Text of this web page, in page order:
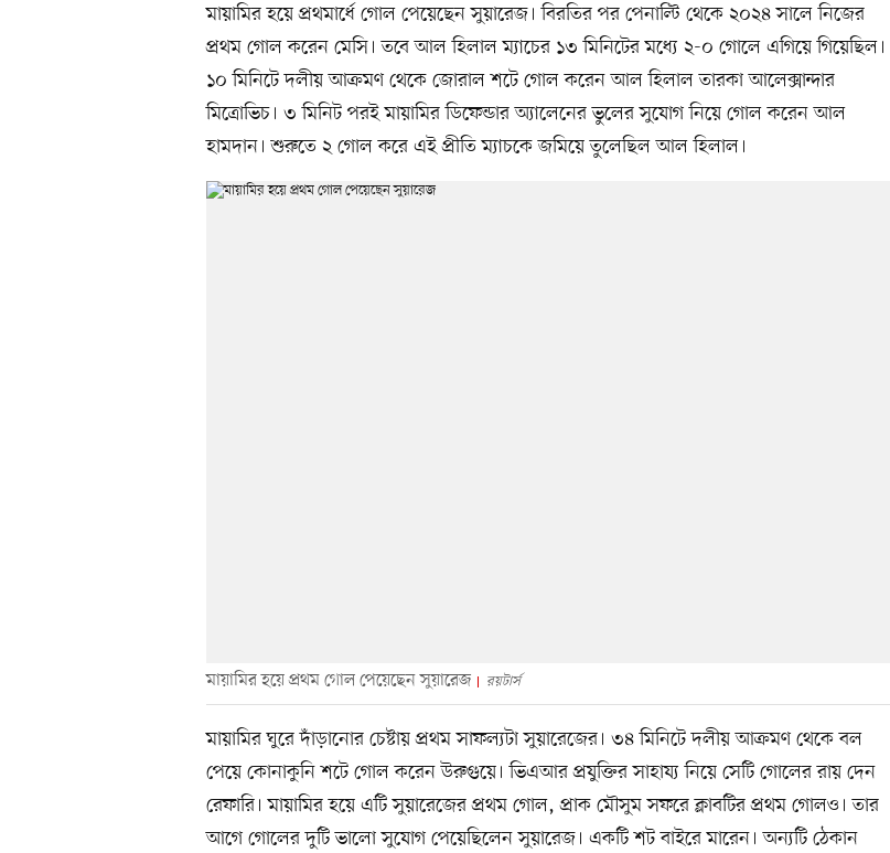
মায়ামির হয়ে প্রথমার্ধে গোল পেয়েছেন সুয়ারেজ। বিরতির পর পেনাল্টি থেকে ২০২৪ সালে নিজের
প্রথম গোল করেন মেসি। তবে আল হিলাল ম্যাচের ১৩ মিনিটের মধ্যে ২-০ গোলে এগিয়ে গিয়েছিল।
১০ মিনিটে দলীয় আক্রমণ থেকে জোরাল শটে গোল করেন আল হিলাল তারকা আলেক্সান্দার
মিত্রোভিচ। ৩ মিনিট পরই মায়ামির ডিফেন্ডার অ্যালেনের ভুলের সুযোগ নিয়ে গোল করেন আল
হামদান। শুরুতে ২ গোল করে এই প্রীতি ম্যাচকে জমিয়ে তুলেছিল আল হিলাল।
মায়ামির হয়ে প্রথম গোল পেয়েছেন সুয়ারেজ রয়টার্স
মায়ামির ঘুরে দাঁড়ানোর চেষ্টায় প্রথম সাফল্যটা সুয়ারেজের। ৩৪ মিনিটে দলীয় আক্রমণ থেকে বল
পেয়ে কোনাকুনি শটে গোল করেন উরুগুয়ে। ভিএআর প্রযুক্তির সাহায্য নিয়ে সেটি গোলের রায় দেন
রেফারি। মায়ামির হয়ে এটি সুয়ারেজের প্রথম গোল, প্রাক মৌসুম সফরে ক্লাবটির প্রথম গোলও। তার
আগে গোলের দুটি ভালো সুযোগ পেয়েছিলেন সুয়ারেজ। একটি শট বাইরে মারেন। অন্যটি ঠেকান